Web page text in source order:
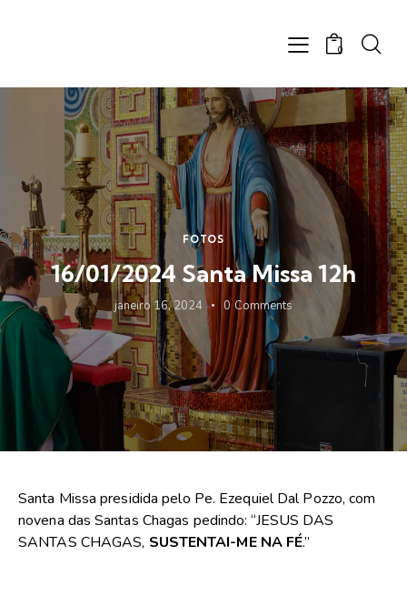
0
FOTOS
16/01/2024 Santa Missa 12h
janeiro 16, 2024 0 Comments
Santa Missa presidida pelo Pe. Ezequiel Dal Pozzo, com
novena das Santas Chagas pedindo: “JESUS DAS
SANTAS CHAGAS, SUSTENTAI-ME NA FÉ.”